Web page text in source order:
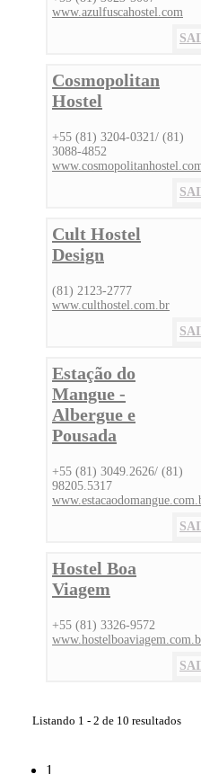
www.azulfuscahostel.com
Cosmopolitan
Hostel
+55 (81) 3204-0321/ (81)
3088-4852
Cult Hostel
Design
(81) 2123-2777
www.culthostel.com.br
Estação do
Mangue -
Albergue e
Pousada
+55 (81) 3049.2626/ (81)
98205.5317
Hostel Boa
Viagem
+55 (81) 3326-9572
Listando 1 - 2 de 10 resultados
1